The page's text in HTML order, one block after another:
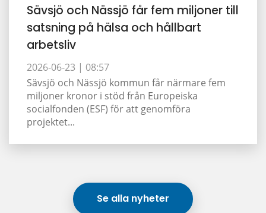
Sävsjö och Nässjö får fem miljoner till
satsning på hälsa och hållbart
arbetsliv
2026-06-23 | 08:57
Sävsjö och Nässjö kommun får närmare fem
miljoner kronor i stöd från Europeiska
socialfonden (ESF) för att genomföra
projektet...
Se alla nyheter